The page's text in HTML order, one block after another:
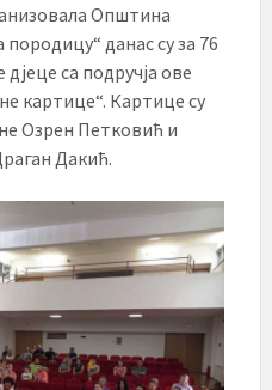
Општина
данас су за 76
са подручја ове
картице“. Картице су
Озрен Петковић и
Дакић.